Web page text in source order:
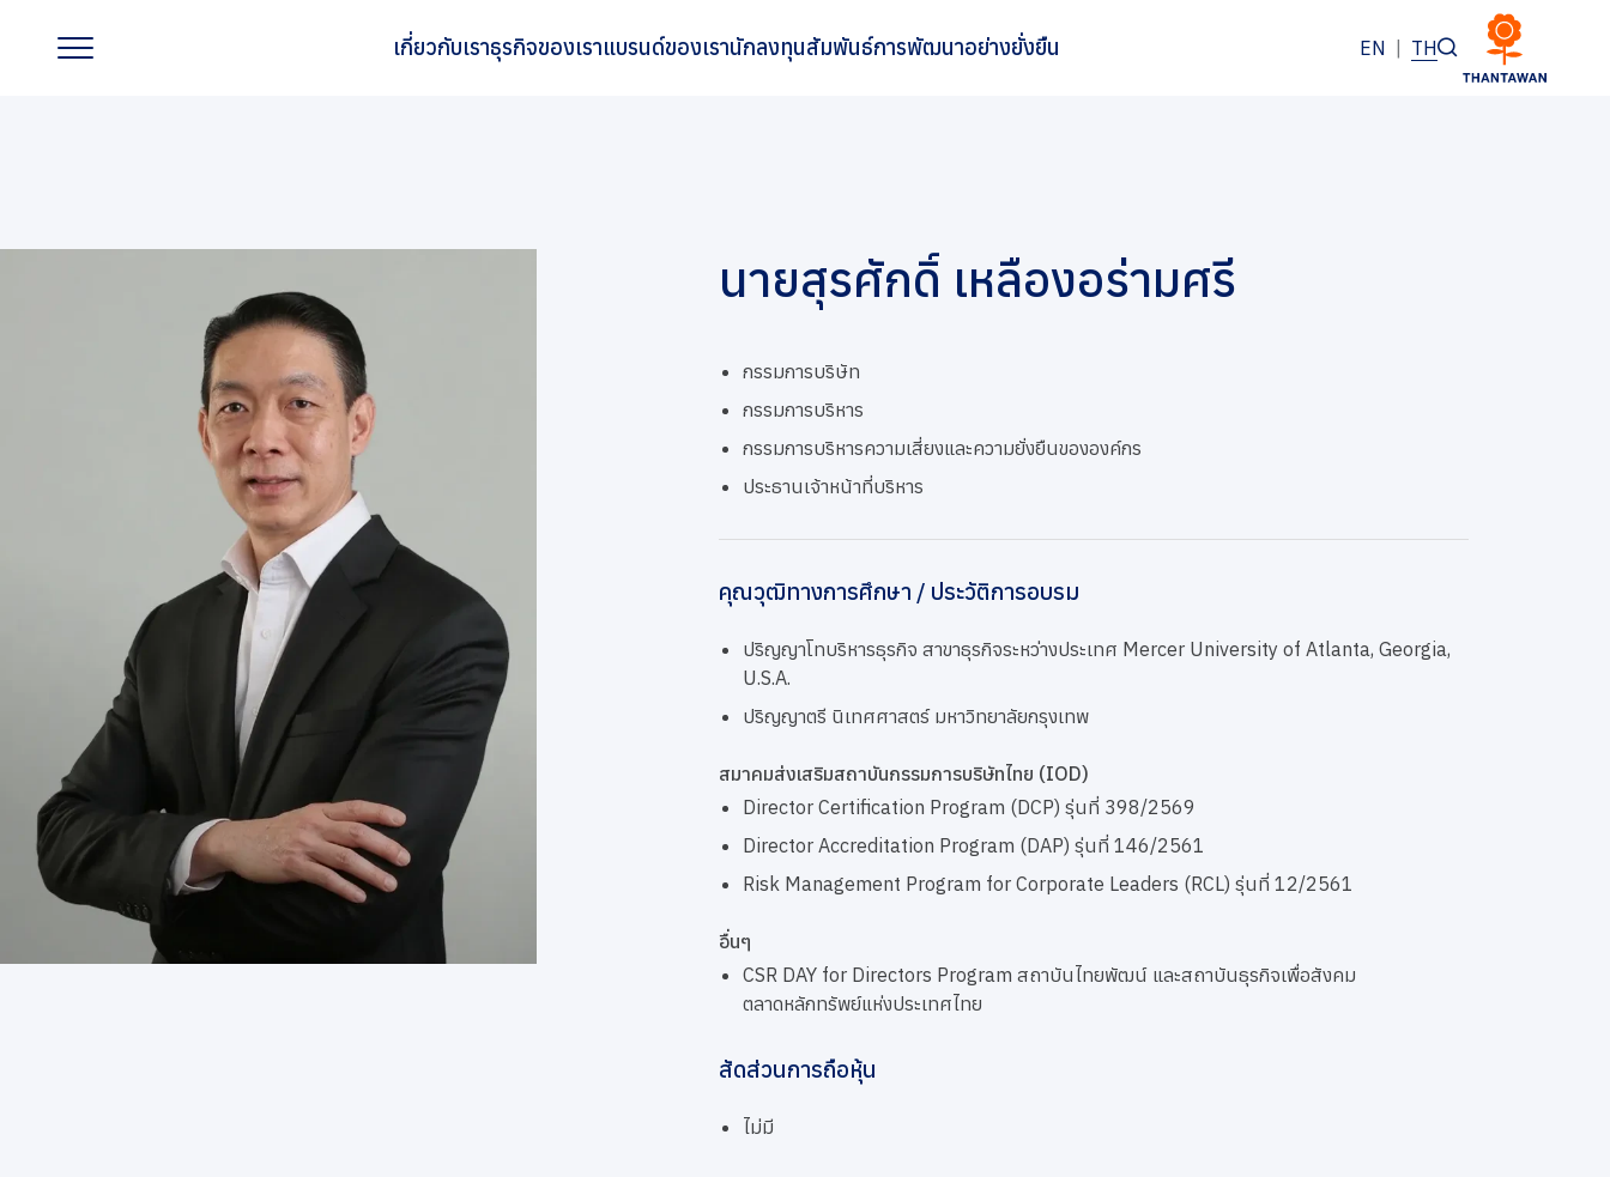
เกี่ยวกับเราธุรกิจของเราแบรนด์ของเรานักลงทุนสัมพันธ์การพัฒนาอย่างยั่งยืน EN | TH
การพัฒนาอย่างยั่งยืน
การกำกับดูแลกิจการที่ดี
ข่าวสารและกิจกรรม
ร่วมงานกับเรา
ติดต่อเรา
นายสุรศักดิ์ เหลืองอร่ามศรี
กรรมการบริษัท
กรรมการบริหาร
กรรมการบริหารความเสี่ยงและความยั่งยืนขององค์กร
ประธานเจ้าหน้าที่บริหาร
คุณวุฒิทางการศึกษา / ประวัติการอบรม
ปริญญาโทบริหารธุรกิจ สาขาธุรกิจระหว่างประเทศ Mercer University of Atlanta, Georgia,
U.S.A.
ปริญญาตรี นิเทศศาสตร์ มหาวิทยาลัยกรุงเทพ
สมาคมส่งเสริมสถาบันกรรมการบริษัทไทย (IOD)
Director Certification Program (DCP) รุ่นที่ 398/2569
Director Accreditation Program (DAP) รุ่นที่ 146/2561
Risk Management Program for Corporate Leaders (RCL) รุ่นที่ 12/2561
อื่นๆ
CSR DAY for Directors Program สถาบันไทยพัฒน์ และสถาบันธุรกิจเพื่อสังคม
ตลาดหลักทรัพย์แห่งประเทศไทย
สัดส่วนการถือหุ้น
ไม่มี